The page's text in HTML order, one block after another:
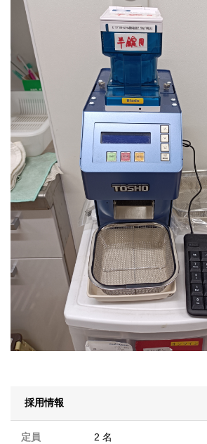
採用情報
定員 2 名